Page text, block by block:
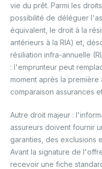
vie du prêt. Parmi les
possibilité de déléguer
équivalent, le droit à la
antérieurs à la RIA) et,
résiliation infra-annuelle
: l'emprunteur peut
moment après la première
comparaison assurances
Autre droit majeur :
assureurs doivent fournir
garanties, des exclusions
Avant la signature de
recevoir une fiche